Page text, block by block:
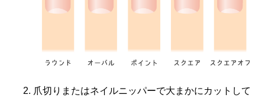
爪切りまたはネイルニッパーで大まかにカットして